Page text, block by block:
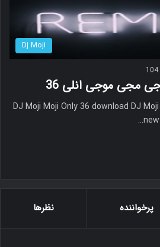
Dj Moji
104
مجی موجی انلی 36
دی جی مجی موجی انلی 36 DJ Moji Moji Only 36 download DJ Moji
پرخواننده نظرها